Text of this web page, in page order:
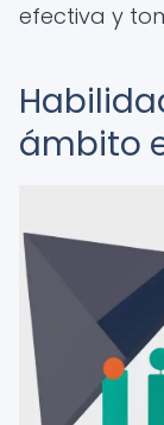
efectiva y
ámbito